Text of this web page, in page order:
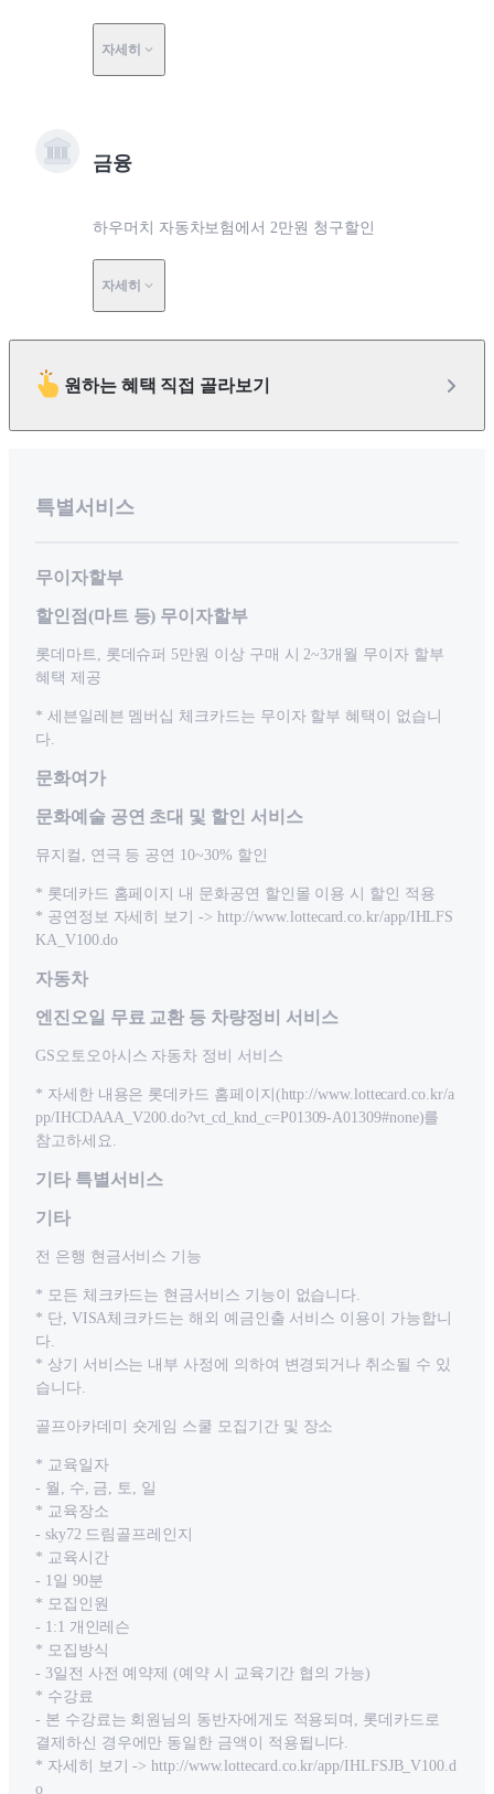
자세히
금융
하우머치 자동차보험에서 2만원 청구할인
자세히
원하는 혜택 직접 골라보기
특별서비스
무이자할부
할인점(마트 등) 무이자할부
롯데마트, 롯데슈퍼 5만원 이상 구매 시 2~3개월 무이자 할부
혜택 제공
* 세븐일레븐 멤버십 체크카드는 무이자 할부 혜택이 없습니
다.
문화여가
문화예술 공연 초대 및 할인 서비스
뮤지컬, 연극 등 공연 10~30% 할인
* 롯데카드 홈페이지 내 문화공연 할인몰 이용 시 할인 적용
* 공연정보 자세히 보기 -> http://www.lottecard.co.kr/app/IHLFS
KA_V100.do
자동차
엔진오일 무료 교환 등 차량정비 서비스
GS오토오아시스 자동차 정비 서비스
* 자세한 내용은 롯데카드 홈페이지(http://www.lottecard.co.kr/a
pp/IHCDAAA_V200.do?vt_cd_knd_c=P01309-A01309#none)를
참고하세요.
기타 특별서비스
기타
전 은행 현금서비스 기능
* 모든 체크카드는 현금서비스 기능이 없습니다.
* 단, VISA체크카드는 해외 예금인출 서비스 이용이 가능합니
다.
* 상기 서비스는 내부 사정에 의하여 변경되거나 취소될 수 있
습니다.
골프아카데미 숏게임 스쿨 모집기간 및 장소
* 교육일자
- 월, 수, 금, 토, 일
* 교육장소
- sky72 드림골프레인지
* 교육시간
- 1일 90분
* 모집인원
- 1:1 개인레슨
* 모집방식
- 3일전 사전 예약제 (예약 시 교육기간 협의 가능)
* 수강료
- 본 수강료는 회원님의 동반자에게도 적용되며, 롯데카드로
결제하신 경우에만 동일한 금액이 적용됩니다.
* 자세히 보기 -> http://www.lottecard.co.kr/app/IHLFSJB_V100.d
o